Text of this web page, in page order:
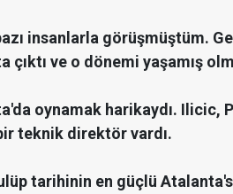
insanlarla görüşmüştüm.
çıktı ve o dönemi yaşamış
oynamak harikaydı. Ilicic,
teknik direktör vardı.
tarihinin en güçlü